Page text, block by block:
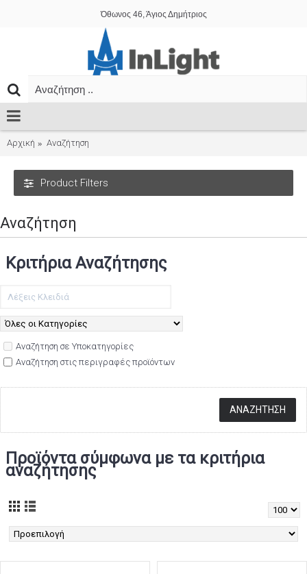
Όθωνος 46, Άγιος Δημήτριος
Αρχική Αναζήτηση
Product Filters
Αναζήτηση
Κριτήρια Αναζήτησης
Αναζήτηση σε Υποκατηγορίες
Αναζήτηση στις περιγραφές προϊόντων
Προϊόντα σύμφωνα με τα κριτήρια
αναζήτησης